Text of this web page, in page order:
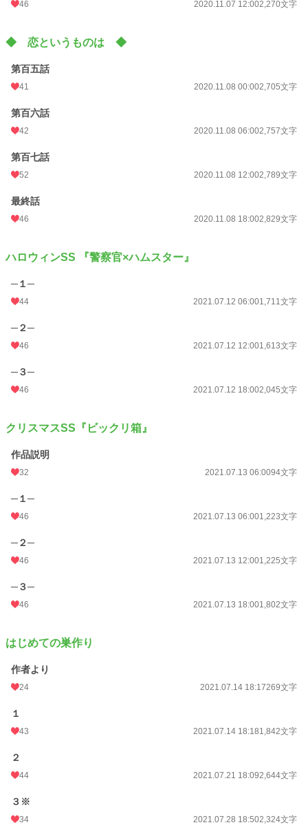
46 2020.11.07 12:002,270文字
◆ 恋というものは ◆
第百五話
41 2020.11.08 00:002,705文字
第百六話
42 2020.11.08 06:002,757文字
第百七話
52 2020.11.08 12:002,789文字
最終話
46 2020.11.08 18:002,829文字
ハロウィンSS 『警察官×ハムスター』
─１─
44 2021.07.12 06:001,711文字
─２─
46 2021.07.12 12:001,613文字
─３─
46 2021.07.12 18:002,045文字
クリスマスSS『ビックリ箱』
作品説明
32 2021.07.13 06:0094文字
─１─
46 2021.07.13 06:001,223文字
─２─
46 2021.07.13 12:001,225文字
─３─
46 2021.07.13 18:001,802文字
はじめての巣作り
作者より
24 2021.07.14 18:17269文字
１
43 2021.07.14 18:181,842文字
２
44 2021.07.21 18:092,644文字
３※
34 2021.07.28 18:502,324文字